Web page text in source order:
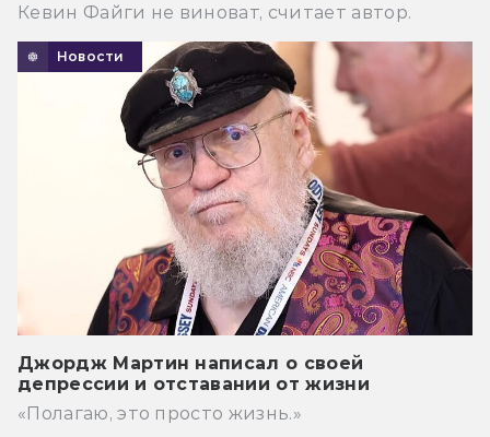
Кевин Файги не виноват, считает автор.
Новости
Джордж Мартин написал о своей
депрессии и отставании от жизни
«Полагаю, это просто жизнь.»